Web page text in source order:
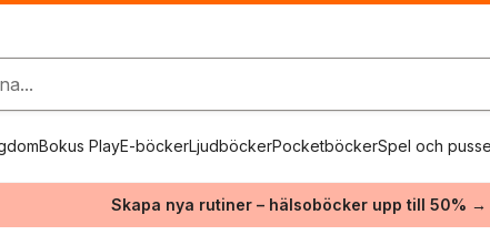
Bokus PlayE-böckerLjudböckerPocketböckerSpel och
Skapa nya rutiner – hälsoböcker upp till 50% →